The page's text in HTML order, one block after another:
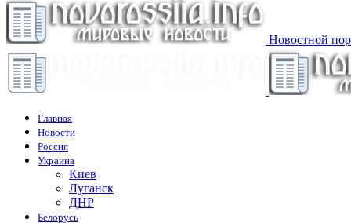
Новостной
Главная
Новости
Россия
Украина
Киев
Луганск
ДНР
Белорусь